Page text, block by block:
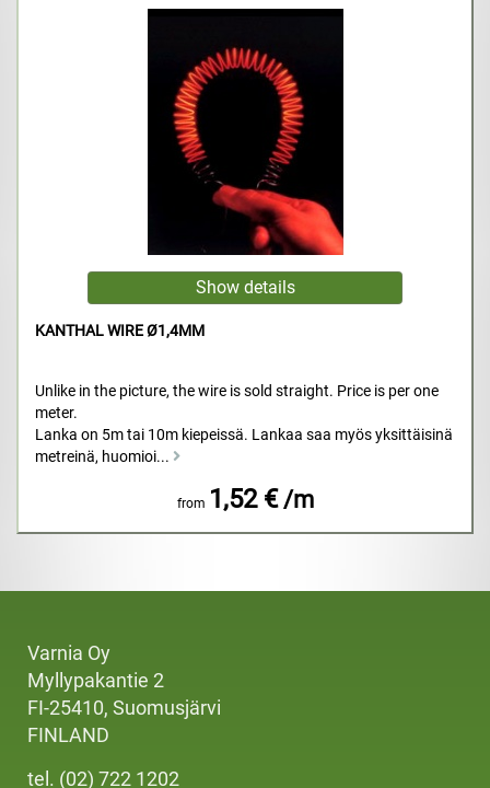
KANTHAL WIRE Ø1,4MM
Unlike in the picture, the wire is sold straight. Price is per one
meter.
Lanka on 5m tai 10m kiepeissä. Lankaa saa myös yksittäisinä
metreinä, huomioi...
from 1,52 € /m
Varnia Oy
Myllypakantie 2
FI-25410, Suomusjärvi
FINLAND
tel. (02) 722 1202